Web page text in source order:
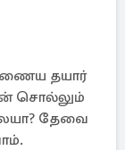
தயார்
சொல்லும்
தேவை